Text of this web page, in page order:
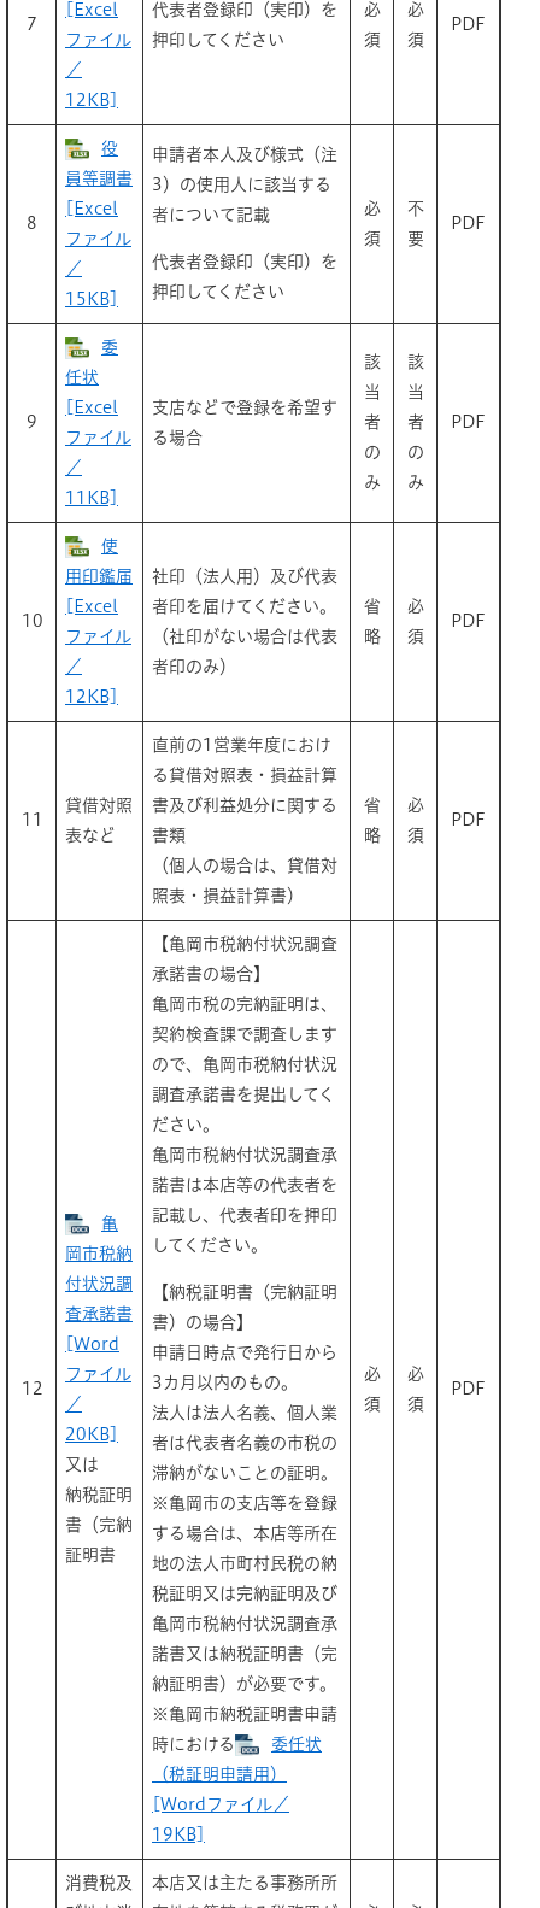
7
[Excel
ファイル
／
12KB]
代表者登録印（実印）を
押印してください
必
須
必
須
PDF
8
役
員等調書
[Excel
ファイル
／
15KB]
申請者本人及び様式（注
3）の使用人に該当する
者について記載
代表者登録印（実印）を
押印してください
必
須
不
要
PDF
9
委
任状
[Excel
ファイル
／
11KB]
支店などで登録を希望す
る場合
該
当
者
の
み
該
当
者
の
み
PDF
10
使
用印鑑届
[Excel
ファイル
／
12KB]
社印（法人用）及び代表
者印を届けてください。
（社印がない場合は代表
者印のみ）
省
略
必
須
PDF
11
貸借対照
表など
直前の1営業年度におけ
る貸借対照表・損益計算
書及び利益処分に関する
書類
（個人の場合は、貸借対
照表・損益計算書）
省
略
必
須
PDF
12
亀
岡市税納
付状況調
査承諾書
[Word
ファイル
／
20KB]
又は
納税証明
書（完納
証明書
【亀岡市税納付状況調査
承諾書の場合】
亀岡市税の完納証明は、
契約検査課で調査します
ので、亀岡市税納付状況
調査承諾書を提出してく
ださい。
亀岡市税納付状況調査承
諾書は本店等の代表者を
記載し、代表者印を押印
してください。
【納税証明書（完納証明
書）の場合】
申請日時点で発行日から
3カ月以内のもの。
法人は法人名義、個人業
者は代表者名義の市税の
滞納がないことの証明。
※亀岡市の支店等を登録
する場合は、本店等所在
地の法人市町村民税の納
税証明又は完納証明及び
亀岡市税納付状況調査承
諾書又は納税証明書（完
納証明書）が必要です。
※亀岡市納税証明書申請
時における
委任状
（税証明申請用）
[Wordファイル／
19KB]
必
須
必
須
PDF
消費税及
本店又は主たる事務所所